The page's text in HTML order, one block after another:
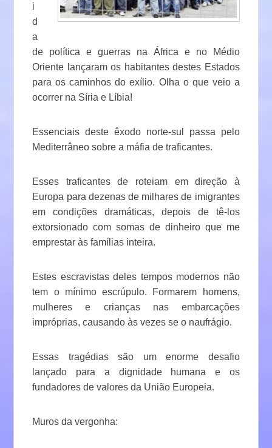
i
d
a
de política e guerras na África e no Médio
Oriente lançaram os habitantes destes Estados
para os caminhos do exílio. Olha o que veio a
ocorrer na Síria e Líbia!
Essenciais deste êxodo norte-sul passa pelo
Mediterrâneo sobre a máfia de traficantes.
Esses traficantes de roteiam em direção à
Europa para dezenas de milhares de imigrantes
em condições dramáticas, depois de tê-los
extorsionado com somas de dinheiro que me
emprestar às famílias inteira.
Estes escravistas deles tempos modernos não
tem o mínimo escrúpulo. Formarem homens,
mulheres e crianças nas embarcações
impróprias, causando às vezes se o naufrágio.
Essas tragédias são um enorme desafio
lançado para a dignidade humana e os
fundadores de valores da União Europeia.
Muros da vergonha: